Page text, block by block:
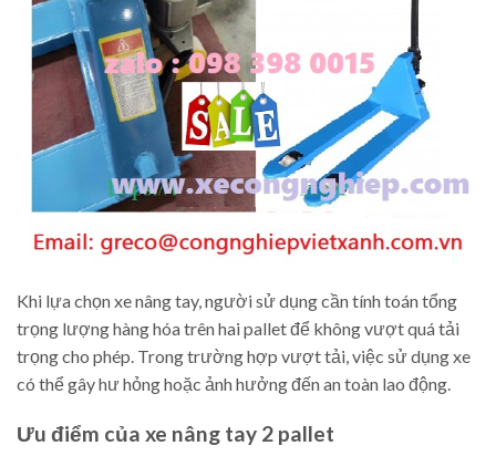
Khi lựa chọn xe nâng tay, người sử dụng cần tính toán tổng
trọng lượng hàng hóa trên hai pallet để không vượt quá tải
trọng cho phép. Trong trường hợp vượt tải, việc sử dụng xe
có thể gây hư hỏng hoặc ảnh hưởng đến an toàn lao động.
Ưu điểm của xe nâng tay 2 pallet